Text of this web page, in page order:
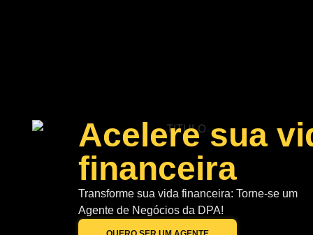
Acelere sua
financeira
Transforme sua vida financeira: Torne-se um
Agente de Negócios da DPA!